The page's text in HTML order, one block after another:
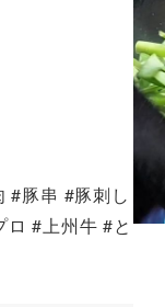
#豚串 #豚刺し
#上州牛 #と